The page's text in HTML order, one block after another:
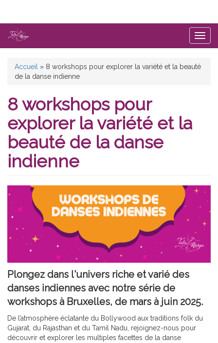
contenu
principal
Vous
êtes
ici
Accueil » 8 workshops pour explorer la variété et la beauté
de la danse indienne
8 workshops pour
explorer la variété et la
beauté de la danse
indienne
Plongez dans l'univers riche et varié des
danses indiennes avec notre série de
workshops à Bruxelles, de mars à juin 2025.
De l’atmosphère éclatante du Bollywood aux traditions folk du
Gujarat, du Rajasthan et du Tamil Nadu, rejoignez-nous pour
découvrir et explorer les multiples facettes de la danse